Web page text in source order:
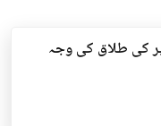
کم...کی طلاق کی وجہ